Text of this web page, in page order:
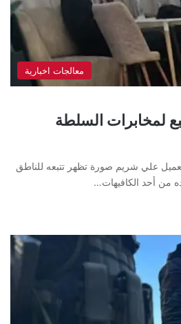
معالجات اخبارية
لمخابرات السلطة
علي شريم صورة تظهر تتبعه للناطق
من أحد الكافيهات…